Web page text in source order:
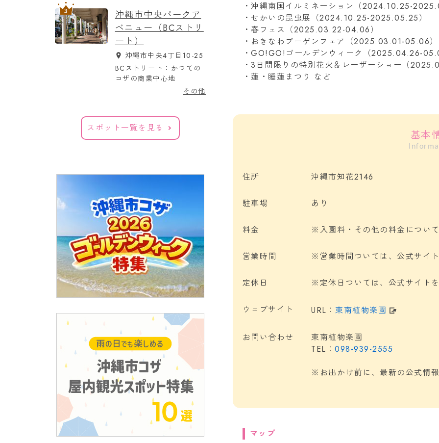
・沖縄南国イルミネーション（2024.10.25-
・せかいの昆虫展（2024.10.25-2025.05.25）
・春フェス（2025.03.22-04.06）
・おきなわブーゲンフェア（2025.03.01-05.06）
・GO!GO!ゴールデンウィーク（2025.04.26-
・3日間限りの特別花火＆レーザーショー（
・蓮・睡蓮まつり など
基本
住所 沖縄市知花2146
駐車場 あり
料金 ※入園料・その他の料金につい
営業時間 ※営業時間ついては、公式サイ
定休日 ※定休日ついては、公式サイト
ウェブサイト URL：東南植物楽園
お問い合わせ
東南植物楽園
TEL：098-939-2555
※お出かけ前に、最新の公式情
マップ
沖縄市中央パークア
ベニュー（BCストリ
ート）
沖縄市中央4丁目10-25
BCストリート：かつての
コザの商業中心地
その他
スポット一覧を見る